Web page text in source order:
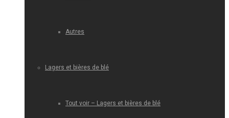
Autres
Lagers et bières de blé
Tout voir – Lagers et bières de blé